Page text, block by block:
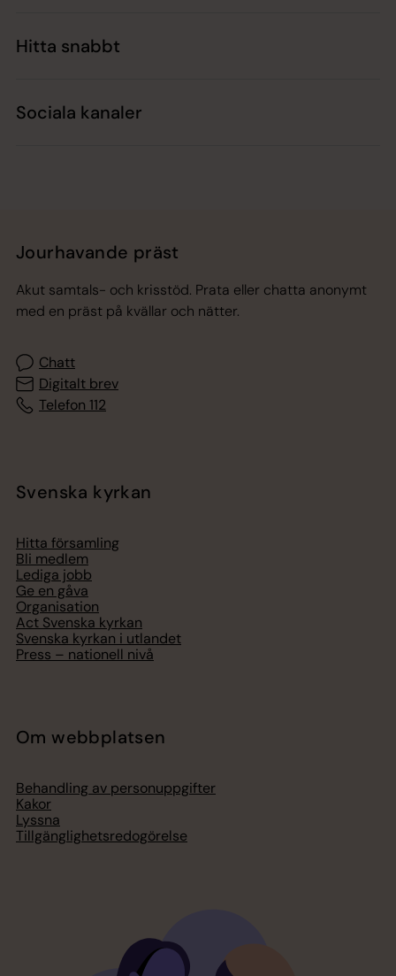
Hitta snabbt
Sociala kanaler
Jourhavande präst
Akut samtals- och krisstöd. Prata eller chatta anonymt
med en präst på kvällar och nätter.
Chatt
Digitalt brev
Telefon 112
Svenska kyrkan
Hitta församling
Bli medlem
Lediga jobb
Ge en gåva
Organisation
Act Svenska kyrkan
Svenska kyrkan i utlandet
Press – nationell nivå
Om webbplatsen
Behandling av personuppgifter
Kakor
Lyssna
Tillgänglighetsredogörelse